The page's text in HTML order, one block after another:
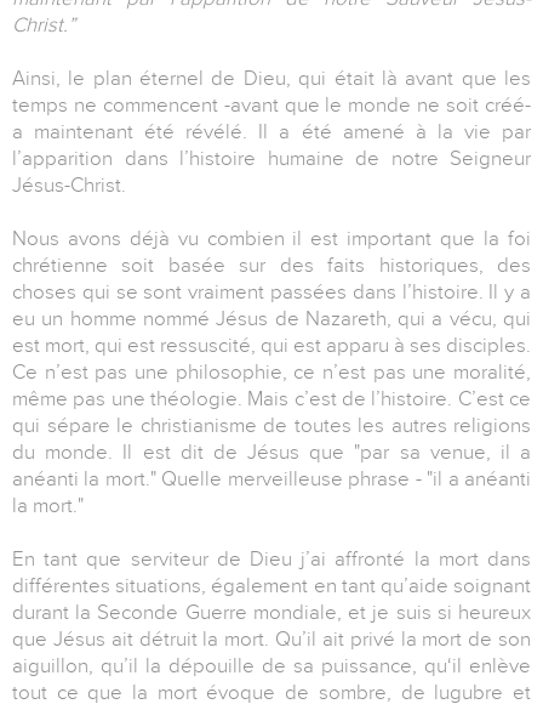
Christ.”
Ainsi, le plan éternel de Dieu, qui était là avant que les
temps ne commencent -avant que le monde ne soit créé-
a maintenant été révélé. Il a été amené à la vie par
l’apparition dans l’histoire humaine de notre Seigneur
Jésus-Christ.
Nous avons déjà vu combien il est important que la foi
chrétienne soit basée sur des faits historiques, des
choses qui se sont vraiment passées dans l’histoire. Il y a
eu un homme nommé Jésus de Nazareth, qui a vécu, qui
est mort, qui est ressuscité, qui est apparu à ses disciples.
Ce n’est pas une philosophie, ce n’est pas une moralité,
même pas une théologie. Mais c’est de l’histoire. C’est ce
qui sépare le christianisme de toutes les autres religions
du monde. Il est dit de Jésus que "par sa venue, il a
anéanti la mort." Quelle merveilleuse phrase - "il a anéanti
la mort."
En tant que serviteur de Dieu j’ai affronté la mort dans
différentes situations, également en tant qu’aide soignant
durant la Seconde Guerre mondiale, et je suis si heureux
que Jésus ait détruit la mort. Qu’il ait privé la mort de son
aiguillon, qu’il la dépouille de sa puissance, qu‘il enlève
tout ce que la mort évoque de sombre, de lugubre et